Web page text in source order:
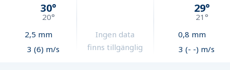
30°
20°
2,5 mm
3 (6) m/s
Ingen data
finns tillgänglig
29°
21°
0,8 mm
3 (- -) m/s